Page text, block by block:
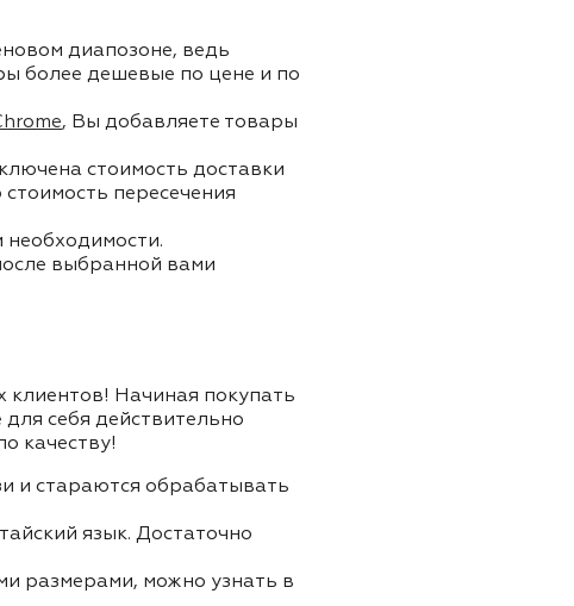
диапозоне, ведь
более дешевые по цене и по
, Вы добавляете товары
стоимость доставки
пересечения
необходимости.
выбранной вами
клиентов! Начиная покупать
себя действительно
качеству!
и стараются обрабатывать
язык. Достаточно
размерами, можно узнать в